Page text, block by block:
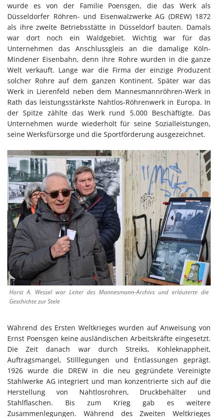
wurde es von der Familie Poensgen, die das Werk als
Düsseldorfer Röhren- und Eisenwalzwerke AG (DREW) 1872
als ihre zweite Betriebsstätte in Düsseldorf bauten. Damals
war dort noch ein Waldgebiet. Wichtig war für das
Unternehmen das Anschlussgleis an die damalige Köln-
Mindener Eisenbahn, denn ihre Rohre wurden in die ganze
Welt verkauft. Lange war die Firma der einzige Produzent
solcher Rohre auf dem ganzen Kontinent. Später war das
Werk in Lierenfeld neben dem Mannesmannröhren-Werk in
Rath das leistungsstärkste Nahtlos-Röhrenwerk in Europa. In
der Spitze zählte das Werk rund 5.000 Beschäftigte. Das
Unternehmen wurde wiederholt für seine Sozialleistungen,
seine Werksfürsorge und die Sportförderung ausgezeichnet.
Horst A. Wessel war Leiter des Mannesmann-Archivs und erläuterte die
Geschichte zur Stele
Während des Ersten Weltkrieges wurden auf Anweisung von
Ernst Poensgen keine ausländischen Arbeitskräfte eingesetzt.
Die Zeit danach war durch Streiks, Kohleknappheit,
Auftragsmangel, Stilllegungen und Entlassungen geprägt.
1926 wurde die DREW in die neu gegründete Vereinigte
Stahlwerke AG integriert und man konzentrierte sich auf die
Herstellung von Nahtlosrohren, Druckbehälter und
Stahlflaschen. Bis zum Krieg gab es weitere
Zusammenlegungen. Während des Zweiten Weltkrieges